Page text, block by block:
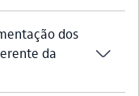
dos
da
seta_baixo